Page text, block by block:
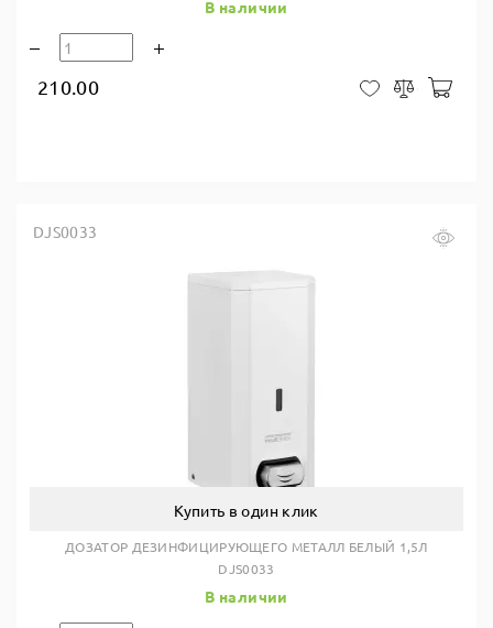
В наличии
210.00 В закладки
Сравнить
DJS0033
Купить в один клик
ДОЗАТОР ДЕЗИНФИЦИРУЮЩЕГО МЕТАЛЛ БЕЛЫЙ 1,5Л
DJS0033
В наличии